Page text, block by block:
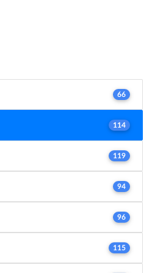
66
114
119
94
96
115